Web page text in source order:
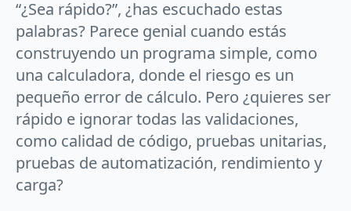
“¿Sea rápido?”, ¿has escuchado estas
palabras? Parece genial cuando estás
construyendo un programa simple, como
una calculadora, donde el riesgo es un
pequeño error de cálculo. Pero ¿quieres ser
rápido e ignorar todas las validaciones,
como calidad de código, pruebas unitarias,
pruebas de automatización, rendimiento y
carga?